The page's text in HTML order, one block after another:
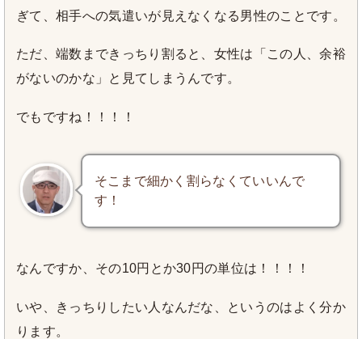
ぎて、相手への気遣いが見えなくなる男性のことです。
ただ、端数まできっちり割ると、女性は「この人、余裕
がないのかな」と見てしまうんです。
でもですね！！！！
そこまで細かく割らなくていいんで
す！
なんですか、その10円とか30円の単位は！！！！
いや、きっちりしたい人なんだな、というのはよく分か
ります。